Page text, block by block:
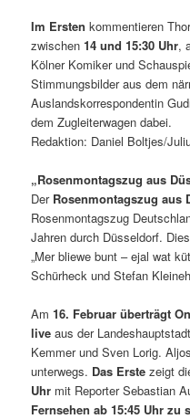
Im Ersten kommentieren
zwischen14 und 15:30 Uhr,
Kölner Komiker und
Stimmungsbilder aus dem
Auslandskorrespondentin
dem Zugleiterwagen dabei.
Redaktion: Daniel Boltjes/
„Rosenmontagszug aus
Der Rosenmontagszug aus
Rosenmontagszug
Jahren durch Düsseldorf.
„Mer bliewe bunt – ejal wat
Schürheck und Stefan
Am16. Februar überträgt
live aus der
Kemmer und Sven Lorig.
unterwegs. Das Erste zeigt
Uhr mit Reporter Sebastian
Fernsehen ab 15:45 Uhr zu